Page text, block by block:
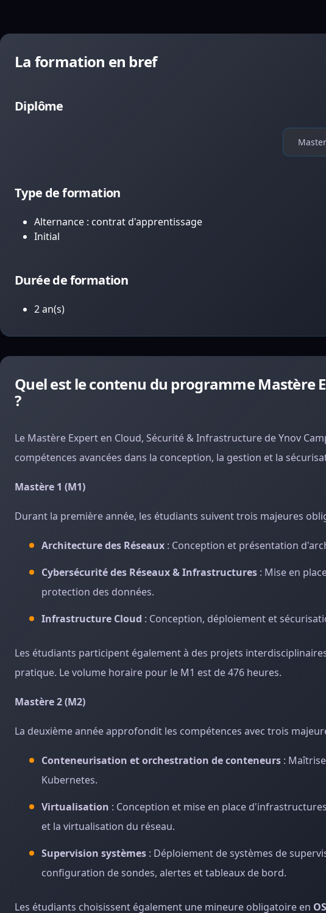
La formation en bref
Diplôme
Master
Type de formation
Alternance : contrat d'apprentissage
Initial
Durée de formation
2 an(s)
Quel est le contenu du programme Mastère
?
Le Mastère Expert en Cloud, Sécurité & Infrastructure de Ynov
compétences avancées dans la conception, la gestion et la
Mastère 1 (M1)
Durant la première année, les étudiants suivent trois majeures
Architecture des Réseaux : Conception et présentation
Cybersécurité des Réseaux & Infrastructures : Mise en
protection des données.
Infrastructure Cloud : Conception, déploiement et
Les étudiants participent également à des projets
pratique. Le volume horaire pour le M1 est de 476 heures.
Mastère 2 (M2)
La deuxième année approfondit les compétences avec trois
Conteneurisation et orchestration de conteneurs :
Kubernetes.
Virtualisation : Conception et mise en place
et la virtualisation du réseau.
Supervision systèmes : Déploiement de systèmes de
configuration de sondes, alertes et tableaux de bord.
Les étudiants choisissent également une mineure obligatoire en